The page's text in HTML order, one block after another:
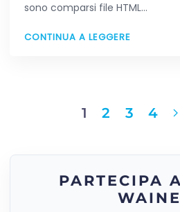
sono comparsi file HTML…
CONTINUA A LEGGERE
1 2 3 4
PARTECIPA